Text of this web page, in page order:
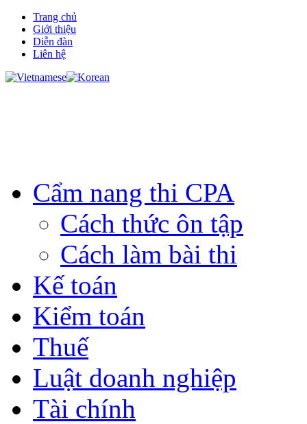
Trang chủ
Giới thiệu
Diễn đàn
Liên hệ
Cẩm nang thi CPA
Cách thức ôn tập
Cách làm bài thi
Kế toán
Kiểm toán
Thuế
Luật doanh nghiệp
Tài chính